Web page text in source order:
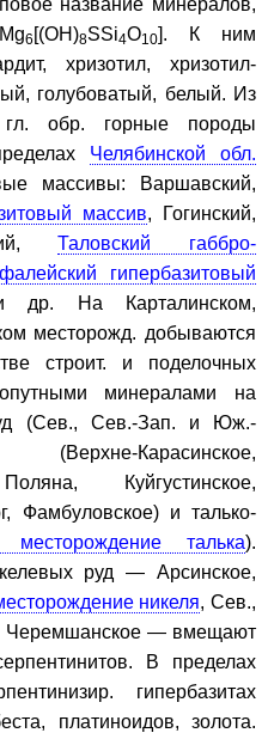
6 [(OH)8SSi4O10]. К ним
хризотил, хризотил-
голубоватый, белый. Из
гл. обр. горные породы
Челябинской обл.
массивы: Варшавский,
массив, Гогинский,
Таловский габбро-
гипербазитовый
др. На Карталинском,
месторожд. добываются
строит. и поделочных
минералами на
(Сев., Сев.-Зап. и Юж.-
Карасинское,
Куйгустинское,
Фамбуловское) и талько-
месторождение талька).
руд — Арсинское,
никеля, Сев.,
Черемшанское — вмещают
В пределах
гипербазитах
платиноидов, золота.